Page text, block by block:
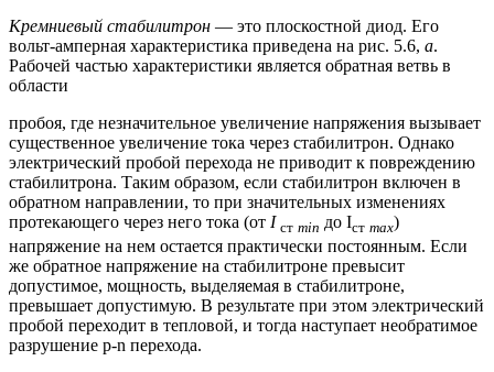
Кремниевый стабилитрон — это плоскостной диод. Его
вольт-амперная характеристика приведена на рис. 5.6, а.
Рабочей частью характеристики является обратная ветвь в
области
пробоя, где незначительное увеличение напряжения вызывает
существенное увеличение тока через стабилитрон. Однако
электрический пробой перехода не приводит к повреждению
стабилитрона. Таким образом, если стабилитрон включен в
обратном направлении, то при значительных изменениях
протекающего через него тока (от I ст min до Iст max)
напряжение на нем остается практически постоянным. Если
же обратное напряжение на стабилитроне превысит
допустимое, мощность, выделяемая в стабилитроне,
превышает допустимую. В результате при этом электрический
пробой переходит в тепловой, и тогда наступает необратимое
разрушение p-n перехода.